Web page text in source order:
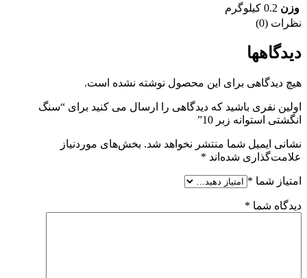
وزن 0.2 کیلوگرم
نظرات (0)
دیدگاهها
هیچ دیدگاهی برای این محصول نوشته نشده است.
اولین نفری باشید که دیدگاهی را ارسال می کنید برای “سنگ
انگشتی استوانه زبر 10”
نشانی ایمیل شما منتشر نخواهد شد. بخش‌های موردنیاز
علامت‌گذاری شده‌اند *
امتیاز شما *
دیدگاه شما *